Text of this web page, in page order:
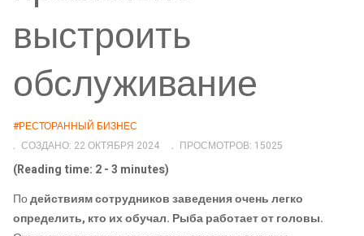
выстроить
обслуживание
#РЕСТОРАННЫЙ БИЗНЕС
СОЗДАНО: 22 ОКТЯБРЯ 2024
ПРОСМОТРОВ: 15025
(Reading time: 2 - 3 minutes)
Подействиям сотрудников заведения очень легко
определить, кто их обучал. Рыба работает от головы.